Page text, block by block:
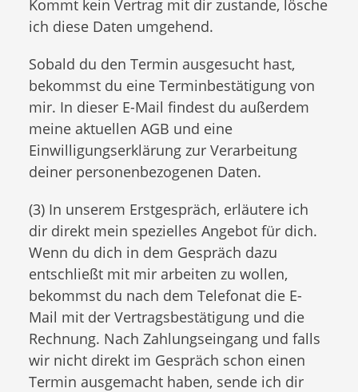
Kommt kein Vertrag mit dir zustande, lösche
ich diese Daten umgehend.
Sobald du den Termin ausgesucht hast,
bekommst du eine Terminbestätigung von
mir. In dieser E-Mail findest du außerdem
meine aktuellen AGB und eine
Einwilligungserklärung zur Verarbeitung
deiner personenbezogenen Daten.
(3) In unserem Erstgespräch, erläutere ich
dir direkt mein spezielles Angebot für dich.
Wenn du dich in dem Gespräch dazu
entschließt mit mir arbeiten zu wollen,
bekommst du nach dem Telefonat die E-
Mail mit der Vertragsbestätigung und die
Rechnung. Nach Zahlungseingang und falls
wir nicht direkt im Gespräch schon einen
Termin ausgemacht haben, sende ich dir